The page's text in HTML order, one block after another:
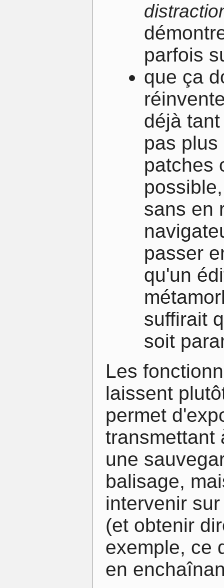
parfois
que ça
déjà
pas
patches
sans en
passer
qu'un
suffirait
soit
Les
laissent
permet
une
balisage,
intervenir
(et obtenir
exemple, ce
en